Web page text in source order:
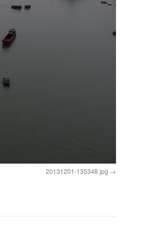
20131201-135348.jpg